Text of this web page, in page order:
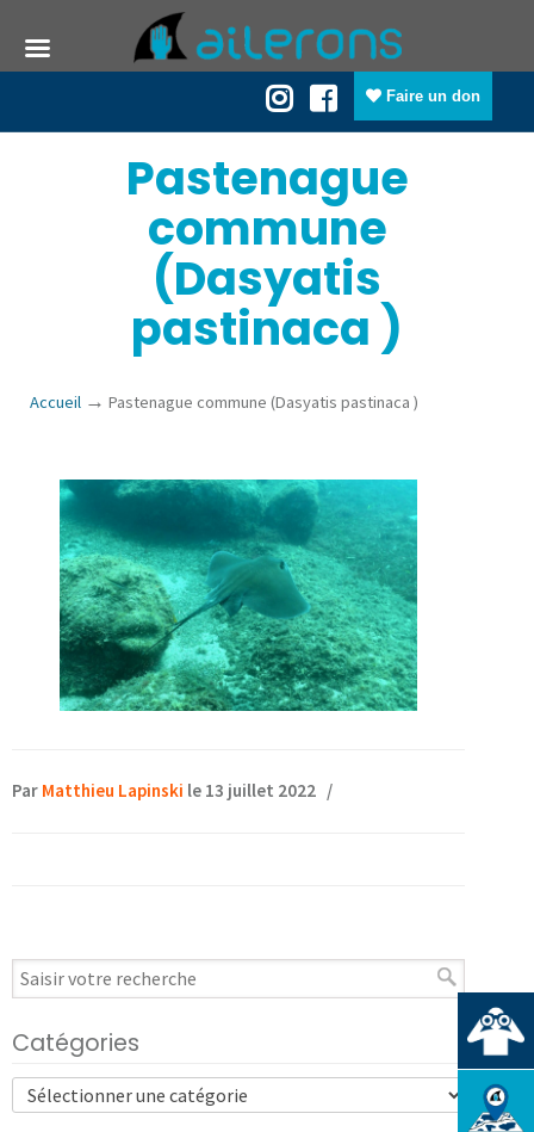
Faire un don
Pastenague
commune
(Dasyatis
pastinaca )
Accueil → Pastenague commune (Dasyatis pastinaca )
Par Matthieu Lapinski le 13 juillet 2022 /
Catégories